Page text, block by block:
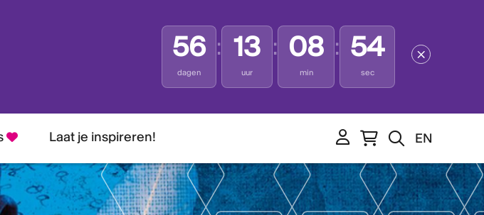
56
dagen
: 13
uur
: 08
min
: 53
sec
Laat je inspireren! EN